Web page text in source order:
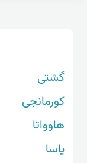
گشتی
کورمانجی
هاوواتا
یاسا